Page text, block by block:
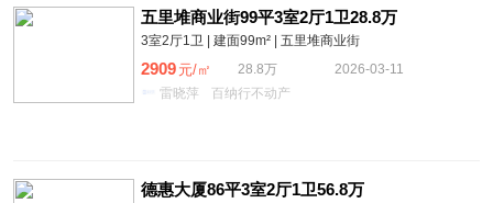
五里堆商业街99平3室2厅1卫28.8万
3室2厅1卫 | 建面99m² | 五里堆商业街
2909 元/㎡ 28.8万
2026-03-11
雷晓萍
百纳行不动产
德惠大厦86平3室2厅1卫56.8万